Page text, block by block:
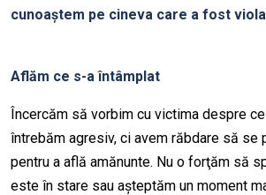
cunoaştem pe cineva care a fost
Aflăm ce s-a întâmplat
Încercăm să vorbim cu victima despre
întrebăm agresiv, ci avem răbdare să se
pentru a află amănunte. Nu o forţăm să
este în stare sau aşteptăm un moment